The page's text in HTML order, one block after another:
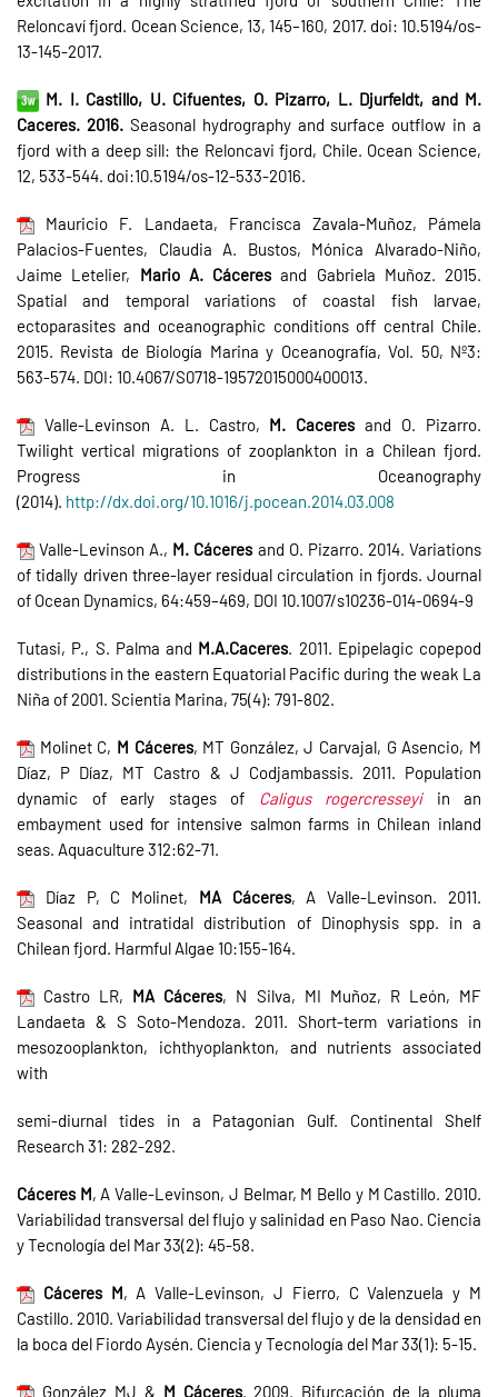
Reloncaví fjord. Ocean Science, 13, 145–160, 2017. doi: 10.5194/os-
13-145-2017.
M. I. Castillo, U. Cifuentes, O. Pizarro, L. Djurfeldt, and M.
Caceres. 2016.Seasonal hydrography and surface outflow in a
fjord with a deep sill: the Reloncavi fjord, Chile. Ocean Science,
12, 533-544. doi:10.5194/os-12-533-2016.
Mauricio F. Landaeta, Francisca Zavala-Muñoz, Pámela
Palacios-Fuentes, Claudia A. Bustos, Mónica Alvarado-Niño,
Jaime Letelier, Mario A. Cáceres and Gabriela Muñoz. 2015.
Spatial and temporal variations of coastal fish larvae,
ectoparasites and oceanographic conditions off central Chile.
2015. Revista de Biología Marina y Oceanografía, Vol. 50, Nº3:
563-574. DOI: 10.4067/S0718-19572015000400013.
Valle-Levinson A. L. Castro, M. Caceres and O. Pizarro.
Twilight vertical migrations of zooplankton in a Chilean fjord.
Progress in Oceanography
(2014). http://dx.doi.org/10.1016/j.pocean.2014.03.008
Valle-Levinson A., M. Cáceres and O. Pizarro. 2014. Variations
of tidally driven three-layer residual circulation in fjords. Journal
of Ocean Dynamics, 64:459–469, DOI 10.1007/s10236-014-0694-9
Tutasi, P., S. Palma and M.A.Caceres. 2011. Epipelagic copepod
distributions in the eastern Equatorial Pacific during the weak La
Niña of 2001. Scientia Marina, 75(4): 791-802.
Molinet C, M Cáceres, MT González, J Carvajal, G Asencio, M
Díaz, P Díaz, MT Castro & J Codjambassis. 2011. Population
dynamic of early stages of Caligus rogercresseyiin an
embayment used for intensive salmon farms in Chilean inland
seas. Aquaculture 312:62-71.
Díaz P, C Molinet, MA Cáceres, A Valle-Levinson. 2011.
Seasonal and intratidal distribution of Dinophysis spp. in a
Chilean fjord. Harmful Algae 10:155-164.
Castro LR, MA Cáceres, N Silva, MI Muñoz, R León, MF
Landaeta & S Soto-Mendoza. 2011. Short-term variations in
mesozooplankton, ichthyoplankton, and nutrients associated
with
semi-diurnal tides in a Patagonian Gulf. Continental Shelf
Research 31: 282-292.
Cáceres M, A Valle-Levinson, J Belmar, M Bello y M Castillo. 2010.
Variabilidad transversal del flujo y salinidad en Paso Nao. Ciencia
y Tecnología del Mar 33(2): 45-58.
Cáceres M, A Valle-Levinson, J Fierro, C Valenzuela y M
Castillo. 2010. Variabilidad transversal del flujo y de la densidad en
la boca del Fiordo Aysén. Ciencia y Tecnología del Mar 33(1): 5-15.
González MJ & M Cáceres. 2009. Bifurcación de la pluma